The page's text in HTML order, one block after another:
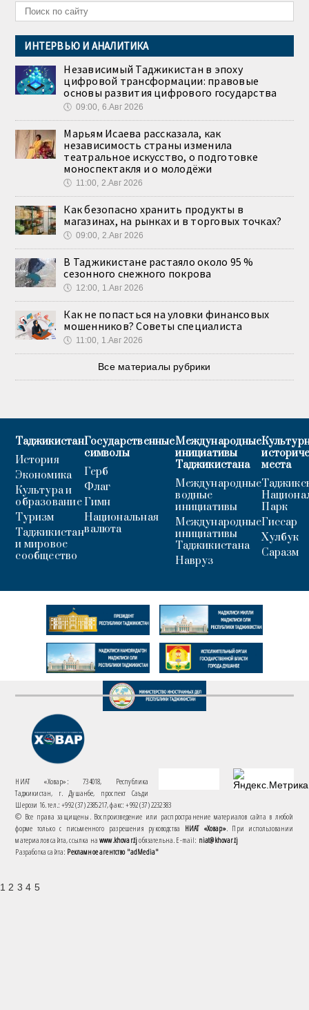
ИНТЕРВЬЮ И АНАЛИТИКА
Независимый Таджикистан в эпоху
цифровой трансформации: правовые
основы развития цифрового государства
🕔 09:00, 6.Авг 2026
Марьям Исаева рассказала, как
независимость страны изменила
театральное искусство, о подготовке
моноспектакля и о молодёжи
🕔 11:00, 2.Авг 2026
Как безопасно хранить продукты в
магазинах, на рынках и в торговых точках?
🕔 09:00, 2.Авг 2026
В Таджикистане растаяло около 95 %
сезонного снежного покрова
🕔 12:00, 1.Авг 2026
Как не попасться на уловки финансовых
мошенников? Советы специалиста
🕔 11:00, 1.Авг 2026
Все материалы рубрики
Таджикистан
История
Экономика
Культура и
образование
Туризм
Таджикистан
и мировое
сообщество
Государственные
символы
Герб
Флаг
Гимн
Национальная
валюта
Международные
инициативы
Таджикистана
Международные
водные
инициативы
Международные
инициативы
Таджикистана
Навруз
места
Парк
Гиссар
Хулбук
Саразм
НИАТ «Ховар»: 734018, Республика
Таджикистан, г. Душанбе, проспект Саъди
Шерози 16. тел.: +992 (37) 2385217, факс: +992 (37) 2232383
© Все права защищены. Воспроизведение или распространение материалов сайта в любой
форме только с письменного разрешения руководства НИАТ «Ховар». При использовании
материалов сайта, ссылка наwww.khovar.tjобязательна. E-mail: niat@khovar.tj
Разработка сайта: Рекламное агентство "adMedia"
1 2 3 4 5